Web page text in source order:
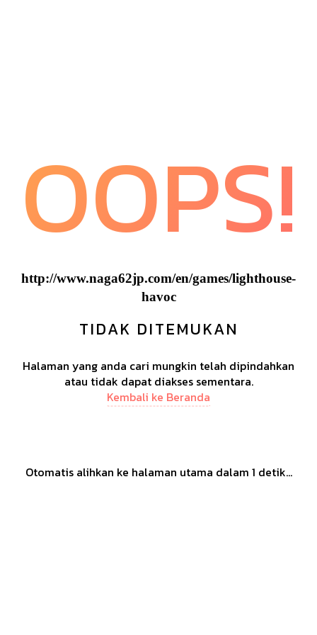
OOPS!
http://www.naga62jp.com/en/games/lighthouse-
havoc
TIDAK DITEMUKAN
Halaman yang anda cari mungkin telah dipindahkan
atau tidak dapat diakses sementara.
Kembali ke Beranda
Otomatis alihkan ke halaman utama dalam 1 detik...